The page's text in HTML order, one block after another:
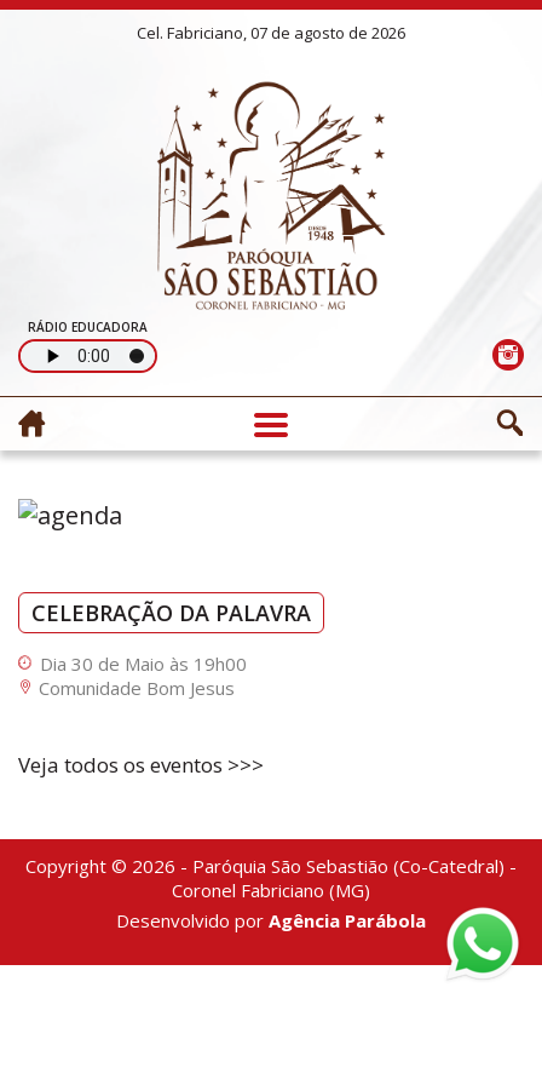
Cel. Fabriciano, 07 de agosto de 2026
RÁDIO EDUCADORA
CELEBRAÇÃO DA PALAVRA
Dia 30 de Maio às 19h00
Comunidade Bom Jesus
Veja todos os eventos >>>
Copyright © 2026 - Paróquia São Sebastião (Co-Catedral) -
Coronel Fabriciano (MG)
Desenvolvido por Agência Parábola